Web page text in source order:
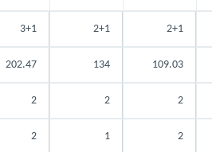
2+1
109.03
2
2
2+1
134
2
1
3+1
202.47
2
2